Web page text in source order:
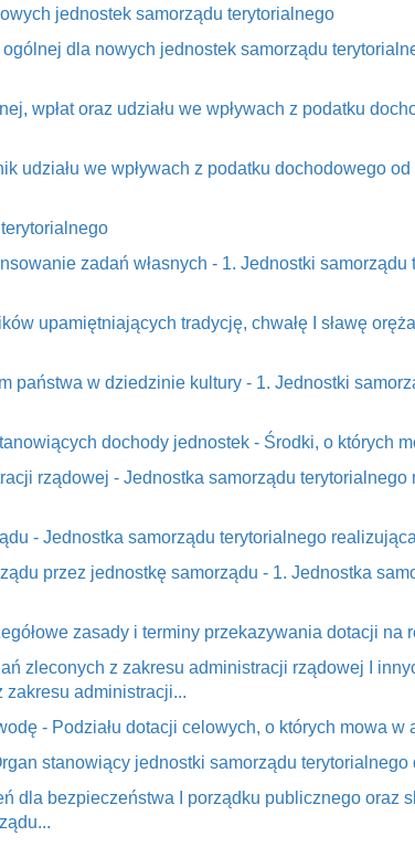
jednostek samorządu terytorialnego
dla nowych jednostek samorządu
wpłat oraz udziału we wpływach z podatku
udziału we wpływach z podatku dochodowego
zadań własnych - 1. Jednostki
upamiętniających tradycję, chwałę I sławę
państwa w dziedzinie kultury - 1. Jednostki
dochody jednostek - Środki, o których
rządowej - Jednostka samorządu
- Jednostka samorządu terytorialnego
przez jednostkę samorządu - 1. Jednostka
zasady i terminy przekazywania dotacji na
zleconych z zakresu administracji rządowej I
administracji...
- Podziału dotacji celowych, o których mowa w
stanowiący jednostki samorządu
dla bezpieczeństwa I porządku publicznego oraz